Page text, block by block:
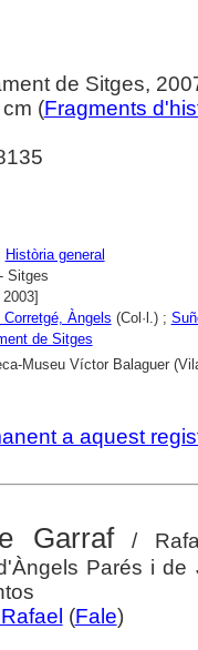
de Sitges,
(Fragments
Història general
Sitges
Corretgé, Àngels (Col·l.) ;
de Sitges
Museu Víctor Balaguer
a aquest
Garraf/
Parés i
(Fale)